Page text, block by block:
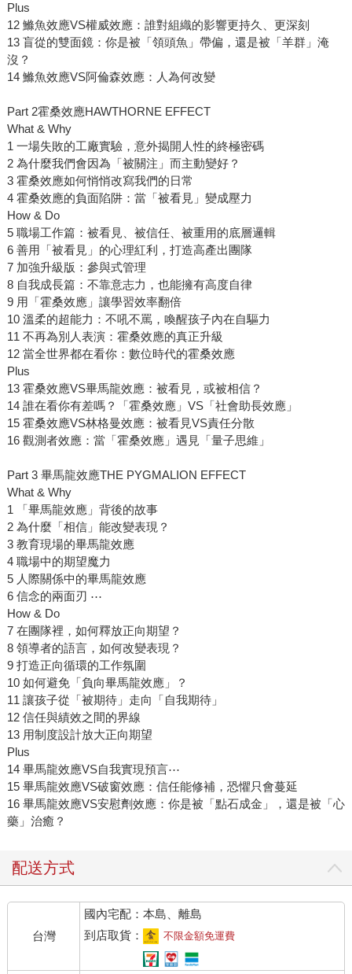
Plus
12 鰷魚效應VS權威效應：誰對組織的影響更持久、更深刻
13 盲從的雙面鏡：你是被「領頭魚」帶偏，還是被「羊群」淹
沒？
14 鰷魚效應VS阿倫森效應：人為何改變
Part 2霍桑效應HAWTHORNE EFFECT
What & Why
1 一場失敗的工廠實驗，意外揭開人性的終極密碼
2 為什麼我們會因為「被關注」而主動變好？
3 霍桑效應如何悄悄改寫我們的日常
4 霍桑效應的負面陷阱：當「被看見」變成壓力
How & Do
5 職場工作篇：被看見、被信任、被重用的底層邏輯
6 善用「被看見」的心理紅利，打造高產出團隊
7 加強升級版：參與式管理
8 自我成長篇：不靠意志力，也能擁有高度自律
9 用「霍桑效應」讓學習效率翻倍
10 溫柔的超能力：不吼不罵，喚醒孩子內在自驅力
11 不再為別人表演：霍桑效應的真正升級
12 當全世界都在看你：數位時代的霍桑效應
Plus
13 霍桑效應VS畢馬龍效應：被看見，或被相信？
14 誰在看你有差嗎？「霍桑效應」VS「社會助長效應」
15 霍桑效應VS林格曼效應：被看見VS責任分散
16 觀測者效應：當「霍桑效應」遇見「量子思維」
Part 3 畢馬龍效應THE PYGMALION EFFECT
What & Why
1 「畢馬龍效應」背後的故事
2 為什麼「相信」能改變表現？
3 教育現場的畢馬龍效應
4 職場中的期望魔力
5 人際關係中的畢馬龍效應
6 信念的兩面刃 ⋯
How & Do
7 在團隊裡，如何釋放正向期望？
8 領導者的語言，如何改變表現？
9 打造正向循環的工作氛圍
10 如何避免「負向畢馬龍效應」？
11 讓孩子從「被期待」走向「自我期待」
12 信任與績效之間的界線
13 用制度設計放大正向期望
Plus
14 畢馬龍效應VS自我實現預言⋯
15 畢馬龍效應VS破窗效應：信任能修補，恐懼只會蔓延
16 畢馬龍效應VS安慰劑效應：你是被「點石成金」，還是被「心
藥」治癒？
配送方式
台灣
國內宅配：本島、離島
到店取貨：
不限金額免運費